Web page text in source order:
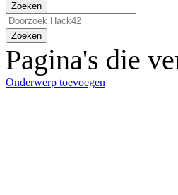
Zoeken
Zoeken
Pagina's die
Onderwerp toevoegen